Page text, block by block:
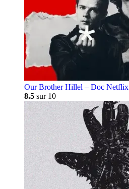
Our Brother Hillel – Doc Netflix
8.5 sur 10